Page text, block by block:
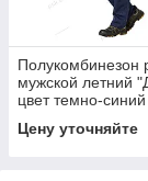
Полукомбинезон
мужской летний
цвет темно-синий
Цену уточняйте